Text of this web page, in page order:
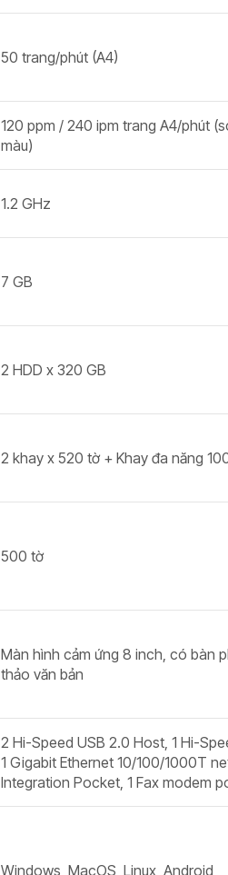
50 trang/phút (A4)
120 ppm / 240 ipm trang A4/phút
màu)
1.2 GHz
7 GB
2 HDD x 320 GB
2 khay x 520 tờ + Khay đa năng
500 tờ
Màn hình cảm ứng 8 inch, có bàn
thảo văn bản
2 Hi-Speed USB 2.0 Host, 1 Hi-
1 Gigabit Ethernet 10/100/1000T
Integration Pocket, 1 Fax modem
Windows, MacOS, Linux, Android